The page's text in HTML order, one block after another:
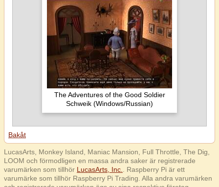
The Adventures of the Good Soldier
Schweik (Windows/Russian)
Bakåt
LucasArts, Monkey Island, Maniac Mansion, Full Throttle, The Dig,
LOOM och förmodligen en massa andra saker är registrerade
varumärken som tillhör LucasArts, Inc.
. Raspberry Pi är ett
varumärke som tillhör Raspberry Pi Trading. Alla andra varumärken